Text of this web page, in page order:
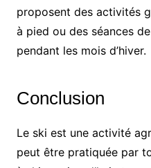
proposent des activités
à pied ou des séances
pendant les mois d’hiver.
Conclusion
Le ski est une activité
peut être pratiquée par